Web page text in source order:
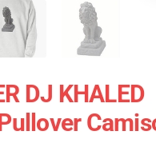
DJ KHALED